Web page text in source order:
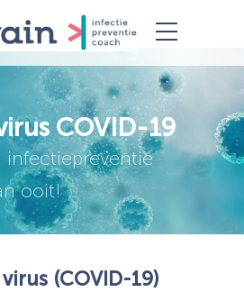
COVID-19
infectiepreventie
ooit!
(COVID-19)